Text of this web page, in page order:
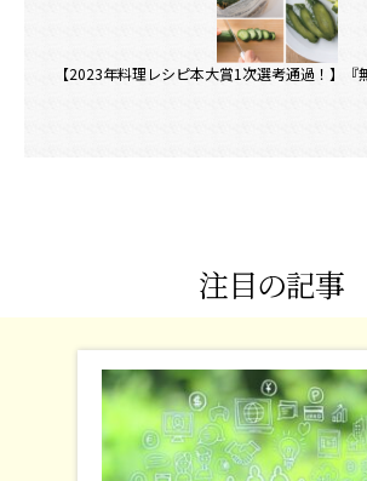
【2023年料理レシピ本大賞1次選考通過！】『
注目の記事